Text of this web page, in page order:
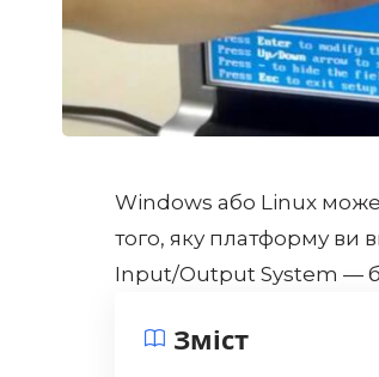
Windows або Linux
того, яку платформу ви
Input/Output System —
Зміст